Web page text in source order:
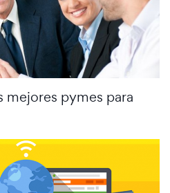
mejores pymes para